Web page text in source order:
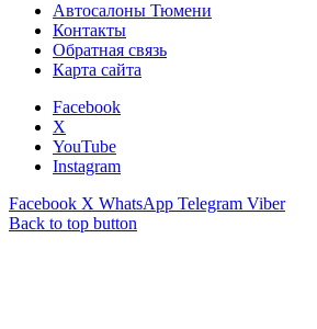
Автосалоны Тюмени
Контакты
Обратная связь
Карта сайта
Facebook
X
YouTube
Instagram
Facebook X WhatsApp Telegram Viber
Back to top button